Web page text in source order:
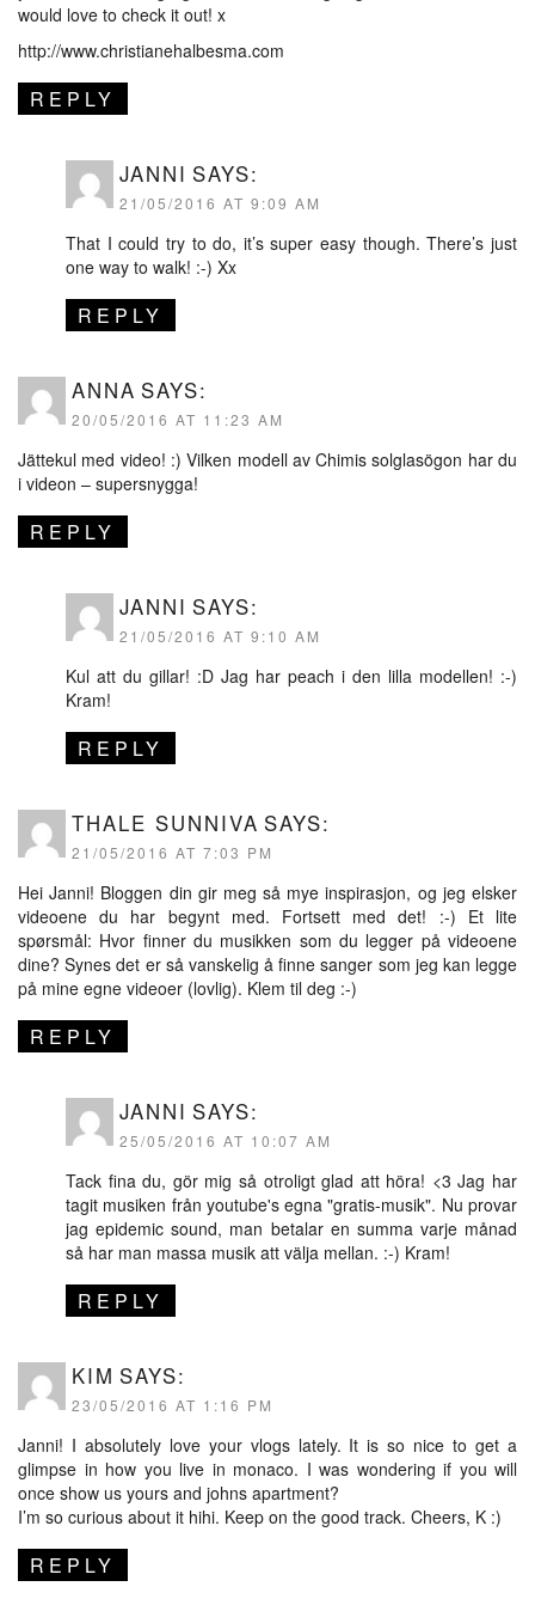
would love to check it out! x
http://www.christianehalbesma.com
REPLY
JANNI SAYS:
21/05/2016 AT 9:09 AM
That I could try to do, it’s super easy though. There’s just
one way to walk! :-) Xx
REPLY
ANNA SAYS:
20/05/2016 AT 11:23 AM
Jättekul med video! :) Vilken modell av Chimis solglasögon har du
i videon – supersnygga!
REPLY
JANNI SAYS:
21/05/2016 AT 9:10 AM
Kul att du gillar! :D Jag har peach i den lilla modellen! :-)
Kram!
REPLY
THALE SUNNIVA SAYS:
21/05/2016 AT 7:03 PM
Hei Janni! Bloggen din gir meg så mye inspirasjon, og jeg elsker
videoene du har begynt med. Fortsett med det! :-) Et lite
spørsmål: Hvor finner du musikken som du legger på videoene
dine? Synes det er så vanskelig å finne sanger som jeg kan legge
på mine egne videoer (lovlig). Klem til deg :-)
REPLY
JANNI SAYS:
25/05/2016 AT 10:07 AM
Tack fina du, gör mig så otroligt glad att höra! <3 Jag har
tagit musiken från youtube's egna "gratis-musik". Nu provar
jag epidemic sound, man betalar en summa varje månad
så har man massa musik att välja mellan. :-) Kram!
REPLY
KIM SAYS:
23/05/2016 AT 1:16 PM
Janni! I absolutely love your vlogs lately. It is so nice to get a
glimpse in how you live in monaco. I was wondering if you will
once show us yours and johns apartment?
I’m so curious about it hihi. Keep on the good track. Cheers, K :)
REPLY